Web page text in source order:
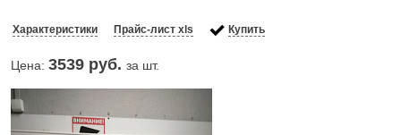
Характеристики Прайс-лист xls Купить
Цена: 3539 руб. за шт.